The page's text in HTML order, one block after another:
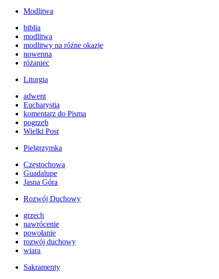
Modlitwa
biblia
modlitwa
modlitwy na różne okazje
nowenna
różaniec
Liturgia
adwent
Eucharystia
komentarz do Pisma
pogrzeb
Wielki Post
Pielgrzymka
Częstochowa
Guadalupe
Jasna Góra
Rozwój Duchowy
grzech
nawrócenie
powołanie
rozwój duchowy
wiara
Sakramenty